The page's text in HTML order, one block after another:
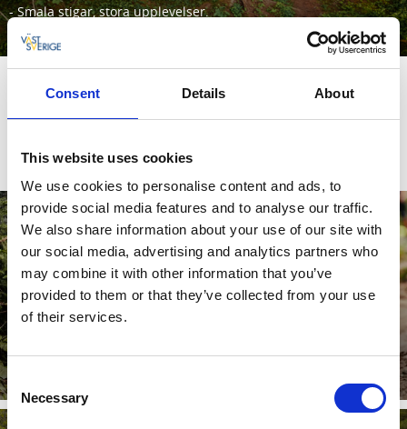
Consent Details About
This website uses cookies
We use cookies to personalise content and ads, to
provide social media features and to analyse our traffic.
We also share information about your use of our site with
our social media, advertising and analytics partners who
may combine it with other information that you’ve
provided to them or that they’ve collected from your use
of their services.
Consent
Selection
Necessary
- Smala stigar, stora upplevelser.
Läs mer
BRA ATT VETA
Officiellt Vasaloppscenter